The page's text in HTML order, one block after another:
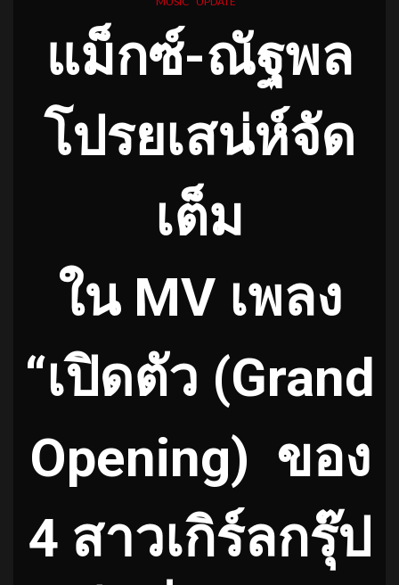
แม็กซ์-ณัฐพล
โปรยเสน่ห์จัด
เต็ม
ใน MV เพลง
“เปิดตัว (Grand
Opening) ของ
4 สาวเกิร์ลกรุ๊ป